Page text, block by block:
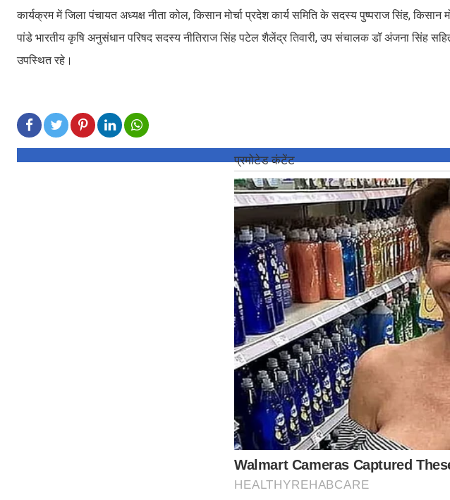
कार्यक्रम में जिला पंचायत अध्यक्ष नीता कोल, किसान मोर्चा प्रदेश कार्य समिति के सदस्य पुष्पराज सिंह, किसान
पांडे भारतीय कृषि अनुसंधान परिषद सदस्य नीतिराज सिंह पटेल शैलेंद्र तिवारी, उप संचालक डॉ अंजना सिंह
उपस्थित रहे।